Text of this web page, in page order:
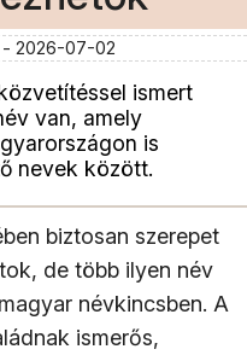
- 2026-07-02
ismert
van, amely
is
nevek között.
biztosan szerepet
de több ilyen név
névkincsben. A
ismerős,